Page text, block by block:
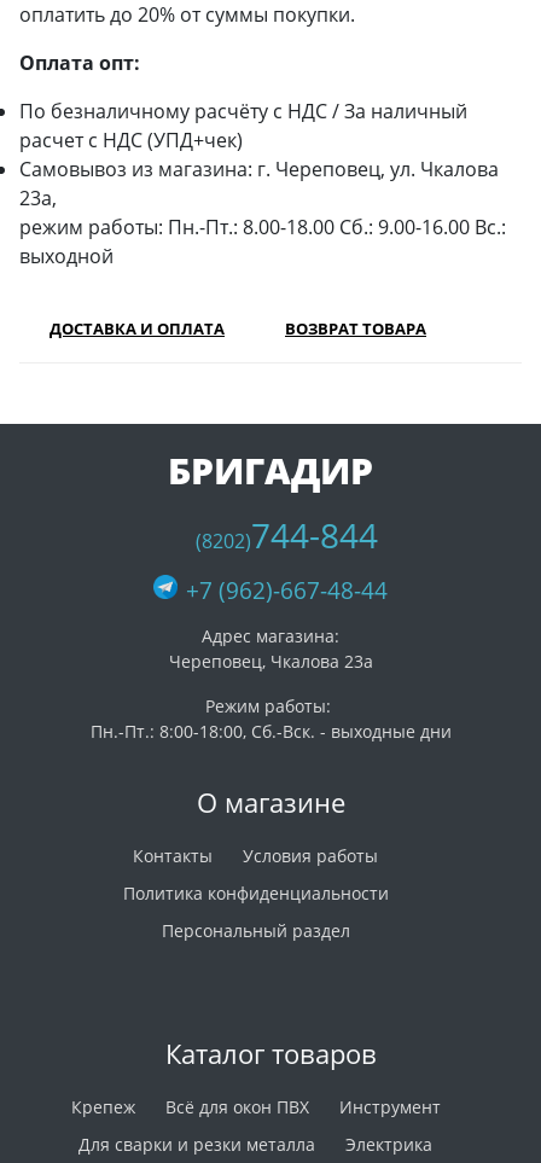
оплатить до 20% от суммы покупки.
Оплата опт:
По безналичному расчёту с НДС / За наличный
расчет с НДС (УПД+чек)
Самовывоз из магазина: г. Череповец, ул. Чкалова
23а,
режим работы: Пн.-Пт.: 8.00-18.00 Сб.: 9.00-16.00 Вс.:
выходной
ДОСТАВКА И ОПЛАТА ВОЗВРАТ ТОВАРА
О магазине
Контакты
Условия работы
Политика конфиденциальности
Персональный раздел
Каталог товаров
Крепеж Всё для окон ПВХ
Инструмент
Для сварки и резки металла
Электрика
БРИГАДИР
(8202)744-844
+7 (962)-667-48-44
Адрес магазина:
Череповец, Чкалова 23а
Режим работы:
Пн.-Пт.: 8:00-18:00, Сб.-Вск. - выходные дни